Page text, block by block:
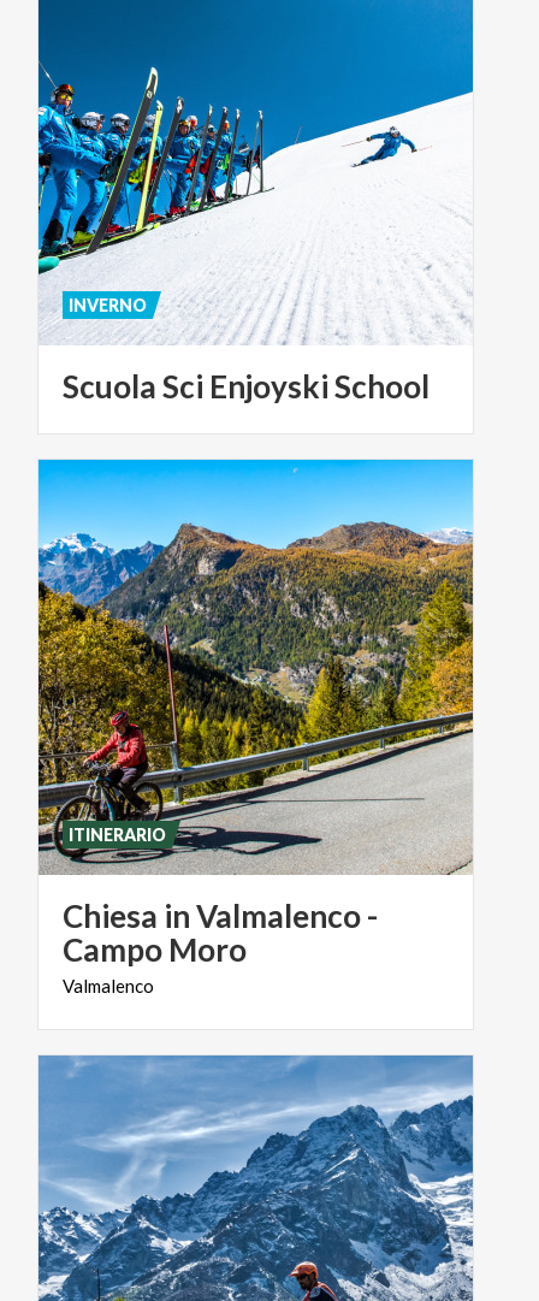
ScuolaSci EnjoyskiSchool
INVERNO
Chiesa in Valmalenco -
Campo Moro
Valmalenco
ITINERARIO